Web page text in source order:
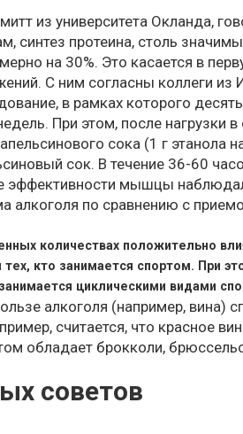
из университета Окланда,
синтез протеина, столь
на 30%. Это касается в
С ним согласны коллеги из
, в рамках которого
При этом, после нагрузки
сока (1 г этанола
сок. В течение 36-60
мышцы
алкоголя по сравнению с
количествах положительно
кто занимается спортом. При
циклическими видами
алкоголя (например, вина)
считается, что красное
обладает брокколи,
советов